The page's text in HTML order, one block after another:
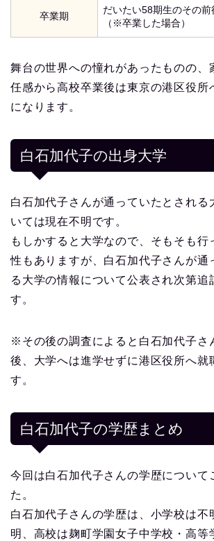
卒業期
だいたい58期生のその前
（※卒業した場合）
舞台の世界への憧れがあったものの、
任感から高校卒業後は東京の港区役所
になります。
白石加代子の出身大学
白石加代子さんが通っていたとされる
いては現在不明です。
もしかすると大学なので、そもそも行
性もありますが、白石加代子さんが通
る大学の情報について公表され次第追
す。
※その後の調査によると白石加代子さ
後、大学へは進学せずに港区役所へ就
す。
白石加代子の学歴まとめ
今回は白石加代子さんの学歴について
た。
白石加代子さんの学歴は、小学校は不
明、高校は麹町学園女子中学校・高等